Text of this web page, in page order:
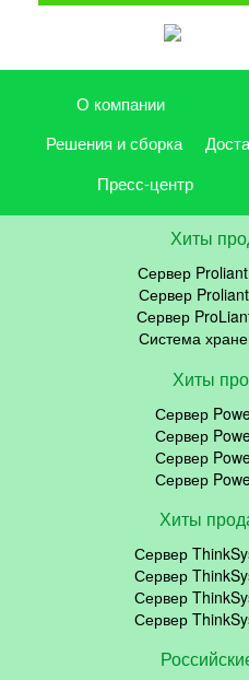
О компании
Решения и сборка
Пресс-центр
Хиты
Сервер
Сервер
Сервер
Система
Хиты
Сервер
Сервер
Сервер
Сервер
Хиты
Сервер
Сервер
Сервер
Сервер